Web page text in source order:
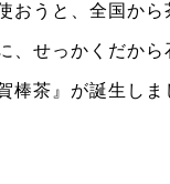
おうと、全国か
、せっかくだか
棒茶』が誕生しま